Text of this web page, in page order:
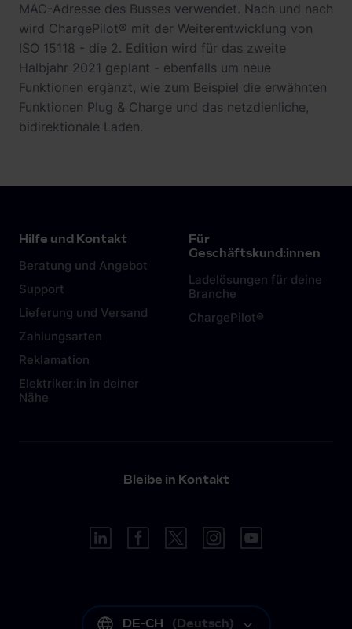
MAC-Adresse des Busses verwendet. Nach und nach
wird ChargePilot® mit der Weiterentwicklung von
ISO 15118 - die 2. Edition wird für das zweite
Halbjahr 2021 geplant - ebenfalls um neue
Funktionen ergänzt, wie zum Beispiel die erwähnten
Funktionen Plug & Charge und das netzdienliche,
bidirektionale Laden.
Hilfe und Kontakt
Beratung und Angebot
Support
Lieferung und Versand
Zahlungsarten
Reklamation
Elektriker:in in deiner
Nähe
Für
Geschäftskund:innen
Ladelösungen für deine
Branche
ChargePilot®
Bleibe in Kontakt
DE-CH (Deutsch)